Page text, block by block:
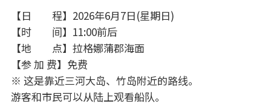
【日 程】2026年6月7日(星期日)
【时 间】11:00前后
【地 点】拉格娜蒲郡海面
【参 加 费】免费
※ 这是靠近三河大岛、竹岛附近的路线。
游客和市民可以从陆上观看船队。